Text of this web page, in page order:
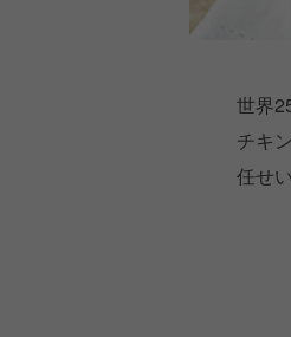
世界
チキ
任せ